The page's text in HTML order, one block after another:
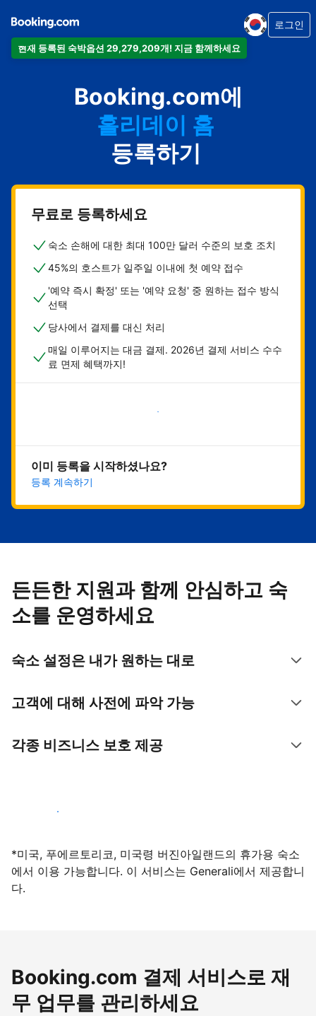
현재 등록된 숙박옵션 29,279,209개! 지금 함께하세요
로그인
Booking.com에
아파트
호텔
홀리데이 홈
게스트하우스
비앤비
등록하기
무료로 등록하세요
숙소 손해에 대한 최대 100만 달러 수준의 보호 조치
45%의 호스트가 일주일 이내에 첫 예약 접수
'예약 즉시 확정' 또는 '예약 요청' 중 원하는 접수 방식
선택
당사에서 결제를 대신 처리
매일 이루어지는 대금 결제. 2026년 결제 서비스 수수
료 면제 혜택까지!
지금 시작하기
이미 등록을 시작하셨나요?
등록 계속하기
든든한 지원과 함께 안심하고 숙
소를 운영하세요
숙소 설정은 내가 원하는 대로
고객에 대해 사전에 파악 가능
각종 비즈니스 보호 제공
지금 등록하기
*미국, 푸에르토리코, 미국령 버진아일랜드의 휴가용 숙소
에서 이용 가능합니다. 이 서비스는 Generali에서 제공합니
다.
Booking.com 결제 서비스로 재
무 업무를 관리하세요